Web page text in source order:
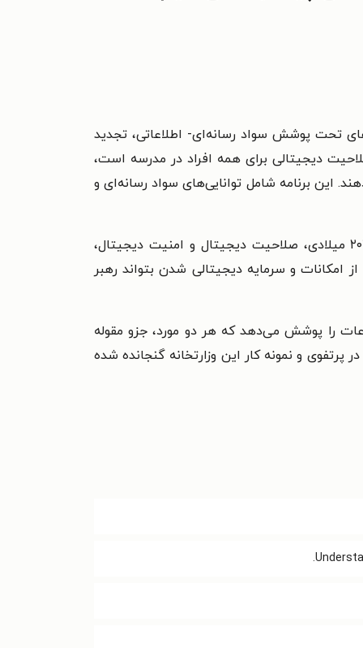
و قابلیت‌های تحت پوشش سواد رسانه‌ای- اطلاعاتی، تجدید
دیجیتالی برای همه افراد در مدرسه است،
دیجیتالی خود را توسعه دهند. این برنامه شامل توانایی‌های سواد رسانه‌ای و
وزارت تشکیلات اقتصادی و نو‌آوری- مسئول سیاست‌گذاری‌های دیجیتال است. در راهبرد دیجیتال دولت از سال ۲۰۱۷ میلادی، صلاحیت دیجیتال و امنیت دیجیتال،
و سرمایه دیجیتالی ‌شدن بتواند رهبر
را پوشش می‌دهد که هر دو مورد، جزو مقوله‌
و نمونه‌ کار این وزارتخانه گنجانده شده